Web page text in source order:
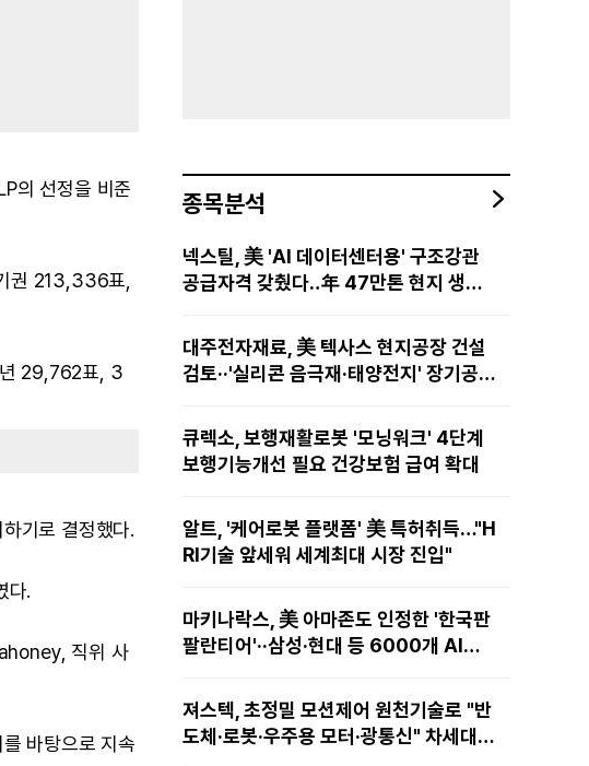
의 선정을 비준
권 213,336표,
년 29,762표, 3
기로 결정했다.
다.
직위 사
바탕으로 지속
종목분석
넥스틸, 美 'AI 데이터센터용' 구조강관
공급자격 갖췄다‥年 47만톤 현지 생산
대주전자재료, 美 텍사스 현지공장 건설
검토··'실리콘 음극재·태양전지' 장기공급
큐렉소, 보행재활로봇 '모닝워크' 4단계
보행기능개선 필요 건강보험 급여 확대
알트, '케어로봇 플랫폼' 美 특허취득…"H
RI기술 앞세워 세계최대 시장 진입"
마키나락스, 美 아마존도 인정한 '한국판
팔란티어'··삼성·현대 등 6000개 AI모
져스텍, 초정밀 모션제어 원천기술로 "반
도체·로봇·우주용 모터·광통신" 차세대